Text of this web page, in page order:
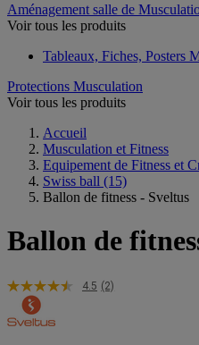
Aménagement salle de
Voir tous les produits
Tableaux, Fiches, Posters
Protections Musculation
Voir tous les produits
Accueil
Musculation et Fitness
Equipement de Fitness et
Swiss ball (15)
Ballon de fitness - Sveltus
Ballon de
4.5 (2)